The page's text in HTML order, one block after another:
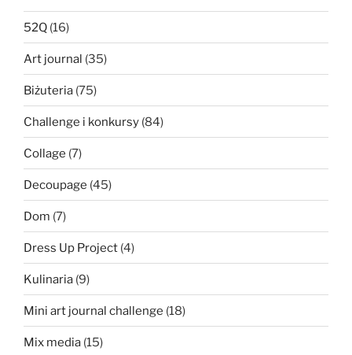
52Q (16)
Art journal (35)
Biżuteria (75)
Challenge i konkursy (84)
Collage (7)
Decoupage (45)
Dom (7)
Dress Up Project (4)
Kulinaria (9)
Mini art journal challenge (18)
Mix media (15)